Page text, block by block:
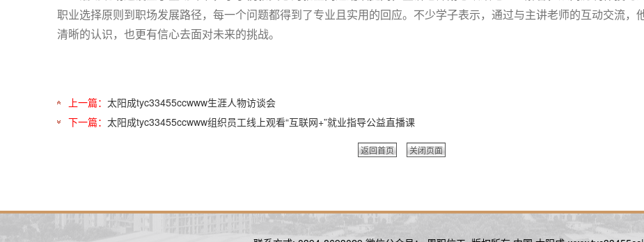
职业选择原则到职场发展路径，每一个问题都得到了专业且实用的回应。不少学子表示，通过与主讲老师的互动交流，
清晰的认识，也更有信心去面对未来的挑战。
上一篇： 太阳成tyc33455ccwww生涯人物访谈会
下一篇： 太阳成tyc33455ccwww组织员工线上观看“互联网+”就业指导公益直播课
返回首页 关闭页面